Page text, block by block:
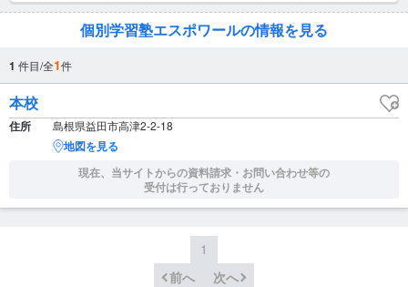
個別学習塾エスポワールの情報を見る
1 件目/全1件
本校
住所 島根県益田市高津2-2-18
地図を見る
現在、当サイトからの資料請求・お問い合わせ等の
受付は行っておりません
1
前へ
次へ